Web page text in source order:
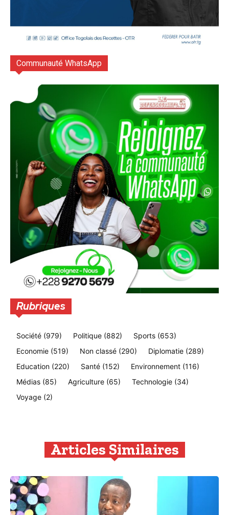
Communauté WhatsApp
Rubriques
Société (979) Politique (882) Sports (653)
Economie (519) Non classé (290) Diplomatie (289)
Education (220) Santé (152) Environnement (116)
Médias (85) Agriculture (65) Technologie (34)
Voyage (2)
Articles Similaires